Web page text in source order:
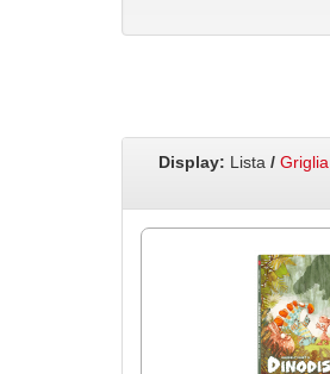
Display: Lista / Griglia